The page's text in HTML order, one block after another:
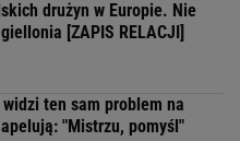
drużyn w Europie. Nie
[ZAPIS RELACJI]
ten sam problem na
"Mistrzu, pomyśl"